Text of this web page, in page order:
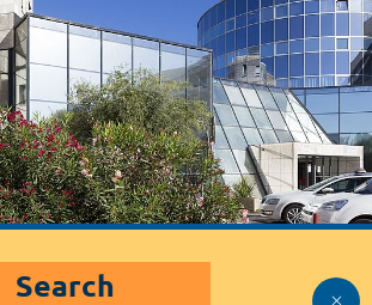
Search